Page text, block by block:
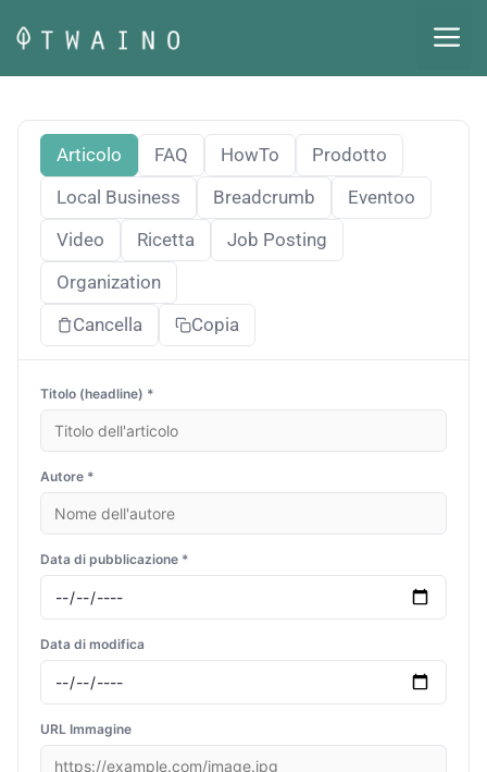
contenuto
Articolo FAQ HowTo
Prodotto
Local Business
Breadcrumb
Eventoo
Video
Ricetta
Job Posting
Organization
Cancella
Copia
Titolo (headline) *
Autore *
Data di pubblicazione *
Data di modifica
URL Immagine